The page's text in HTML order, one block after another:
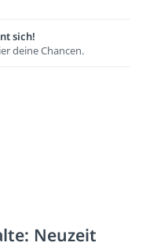
sich!
deine Chancen.
Neuzeit